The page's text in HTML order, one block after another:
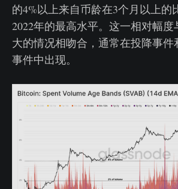
的4%以上来自币龄在3个月以上的
2022年的最高水平。这一相对幅
大的情况相吻合，通常在投降事
事件中出现。